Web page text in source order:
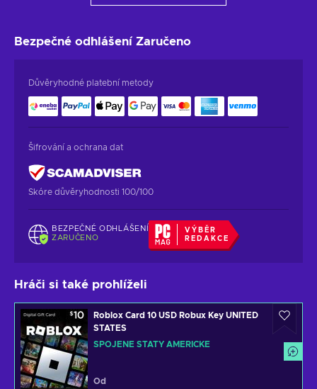
Bezpečné odhlášení Zaručeno
Důvěryhodné platební metody
Šifrování a ochrana dat
Skóre důvěryhodnosti 100/100
BEZPEČNÉ ODHLÁŠENÍ
ZARUČENO
VÝBĚR
REDAKCE
Hráči si také prohlíželi
Roblox Card 10 USD Robux Key UNITED
STATES
SPOJENÉ STÁTY AMERICKÉ
Od